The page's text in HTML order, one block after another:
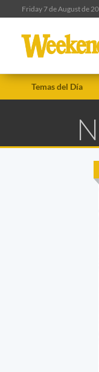
Friday 7 de August de
Temas del Día